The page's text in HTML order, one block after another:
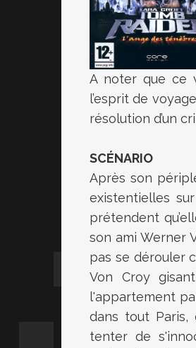
A noter que ce
l’esprit de
résolution d’un
SCÉNARIO
Après son
existentielles
prétendent
son ami Werner
pas se dérouler
Von Croy
l'appartement
dans tout Paris,
tenter de